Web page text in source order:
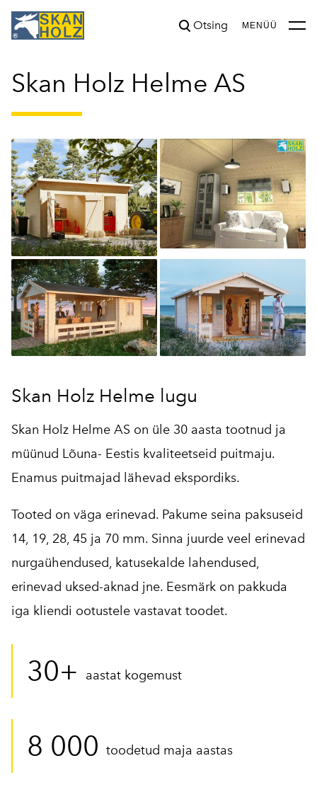
Otsing MENÜÜ
lisati ostukorvi. Vaata ostukorvi
Skan Holz Helme AS
Skan Holz Helme lugu
Skan Holz Helme AS on üle 30 aasta tootnud ja
müünud Lõuna- Eestis kvaliteetseid puitmaju.
Enamus puitmajad lähevad ekspordiks.
Tooted on väga erinevad. Pakume seina paksuseid
14, 19, 28, 45 ja 70 mm. Sinna juurde veel erinevad
nurgaühendused, katusekalde lahendused,
erinevad uksed-aknad jne. Eesmärk on pakkuda
iga kliendi ootustele vastavat toodet.
30+ aastat kogemust
8 000 toodetud maja aastas